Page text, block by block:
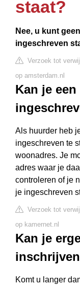
staat?
Nee, u kunt
ingeschreven
Verzoek tot
op amsterdam.nl
Kan je
Als huurder heb
ingeschreven te
woonadres. Je
adres waar je
controleren of je
je ingeschreven
Verzoek tot
op kamernet.nl
Kan je
Komt u langer